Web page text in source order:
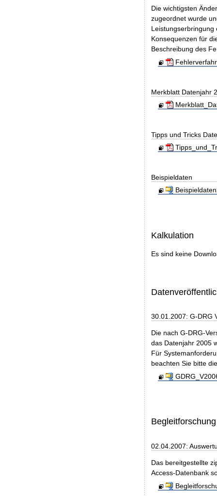
Die wichtigsten
zugeordnet wurde
Konsequenzen für
Beschreibung des
Merkblatt Datenjahr
Tipps und Tricks
Beispieldaten
Kalkulation
Es sind keine
30.01.2007: G-DRG
Die nach G-DRG-
das Datenjahr 2005
Für
beachten Sie bitte
Begleitforschung
02.04.2007:
Das bereitgestellte
Access-Datenbank